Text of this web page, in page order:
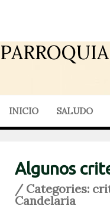
INICIO SALUDO
Algunos
/ Categories:
Candelaria